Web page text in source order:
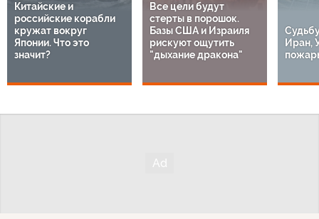
Китайские и
российские корабли
кружат вокруг
Японии. Что это
значит?
Все цели будут
стерты в порошок.
Базы США и Израиля
рискуют ощутить
"дыхание дракона"
Иран,